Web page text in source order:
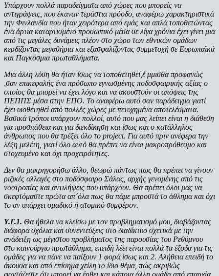
Υπάρχουν πολλά παραδείγματα από χώρες που μπορείς να
αντιγράψεις, που έκαναν τεράστια πρόοδο, αναφέρω χαρακτηριστικά
την Φινλανδία που ήταν χειρότερα από εμάς και απλά τοποθετώντας
ένα άρτια καταρτισμένο προσωπικό μέσα σε λίγα χρόνια έχει γίνει μια
από τις μεγάλες δυνάμεις πλέον στο χώρο των εθνικών ομάδων
κερδίζοντας μεγαθήρια και εξασφαλίζοντας συμμετοχή σε Ευρωπαϊκά
και Παγκόσμια πρωταθλήματα.
Μια άλλη λύση θα ήταν ίσως να τοποθετηθεί,έ μμισθα προφανώς
,σαν επικεφαλής ένα πρόσωπο εγνωσμένης ποδοσφαιρικής αξίας ο
οποίος θα μπορεί να έχει λόγο και να ακουστούν οι απόψεις της
ΠΕΠΠΣ μέσα στην ΕΠΟ. Το αναφέρω αυτό σαν παράδειγμα γιατί
έχει υιοθετηθεί από πολλές χώρες με πετυχημένα αποτελέσματα.
Βασικά τρόποι υπάρχουν πολλοί, αυτό που μας λείπει είναι η διάθεση
για προσπάθεια και για διεκδίκηση και ίσως και ο κατάλληλος
άνθρωπος που θα τρέξει όλο το project. Για αυτό πριν ανέφερα την
λέξη μελέτη, γιατί όλο αυτό θα πρέπει να είναι μακροπρόθεσμο και
στοχευμένο και όχι προχειρότητες.
Δεν θα μακρηγορήσω άλλο, θεωρώ πάντως πως θα πρέπει να γίνουν
ριζικές αλλαγές στο ποδόσφαιρο Σάλας, αρχής γενομένης από τις
νοοτροπίες και αντιλήψεις που υπάρχουν. Θα πρέπει όλοι μας να
σκεφτόμαστε πρώτα απ´όλα πως θα πάμε μπροστά το άθλημα και όχι
το αν υπάρχει ομαδικό ή ατομικό συμφέρον.
Υ.Γ.1. Θα ήθελα να κλείσω με τον προβληματισμό μου, διαβάζοντας
διάφορα σχόλια και συνεντεύξεις στο διαδίκτυο σχετικά με την
ανάδειξη ως μέγιστου προβλήματος της παρουσίας του Ρεθύμνου
στο καινούργιο πρωτάθλημα, επειδή λέει είναι πολλά τα έξοδα για τις
ομάδες για να πάνε να παίξουν 1 φορά ίσως και 2. Αλήθεια επειδή το
άκουσα και από επίσημα χείλη το ίδιο θέμα, πώς ακριβώς
φαντάζεστε ότι μπορεί να έρθει και κάποια άλλη ομάδα από επαρχία